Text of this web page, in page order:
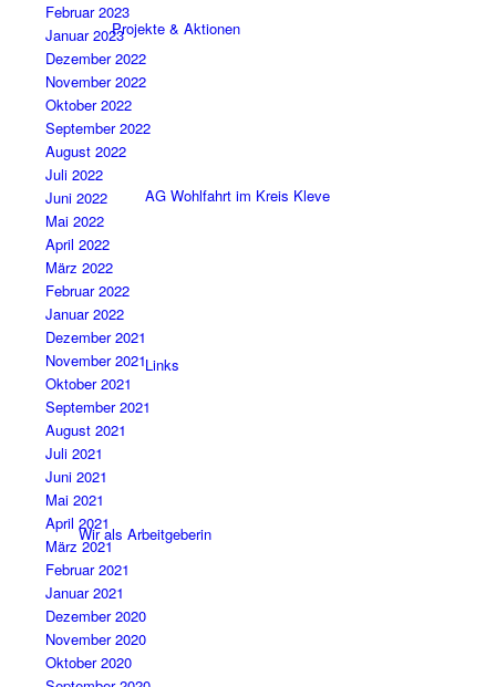
Projekte & Aktionen
AG Wohlfahrt im Kreis Kleve
Links
Wir als Arbeitgeberin
Februar 2023
Januar 2023
Dezember 2022
November 2022
Oktober 2022
September 2022
August 2022
Juli 2022
Juni 2022
Mai 2022
April 2022
März 2022
Februar 2022
Januar 2022
Dezember 2021
November 2021
Oktober 2021
September 2021
August 2021
Juli 2021
Juni 2021
Mai 2021
April 2021
März 2021
Februar 2021
Januar 2021
Dezember 2020
November 2020
Oktober 2020